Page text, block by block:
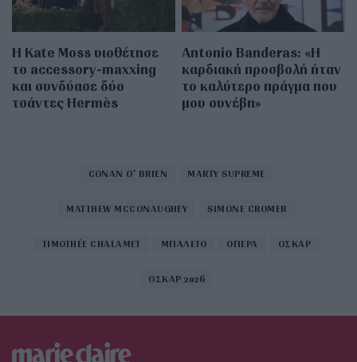
Η Kate Moss υιοθέτησε
τo accessory-maxxing
και συνδύασε δύο
τσάντες Hermès
Antonio Banderas: «Η
καρδιακή προσβολή ήταν
το καλύτερο πράγμα που
μου συνέβη»
CONAN O’ BRIEN MARTY SUPREME
MATTHEW MCCONAUGHEY SIMONE CROMER
TIMOTHÉE CHALAMET ΜΠΑΛΕΤΟ ΟΠΕΡΑ ΟΣΚΑΡ
ΟΣΚΑΡ 2026